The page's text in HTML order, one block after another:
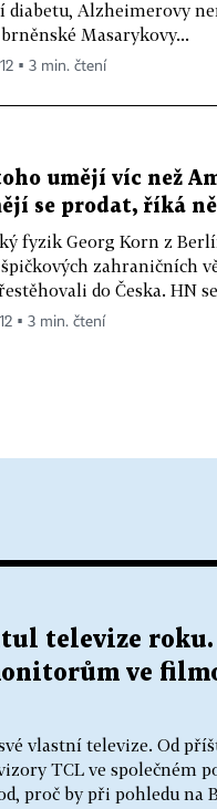
diabetu, Alzheimerovy
Masarykovy...
▪ 3 min. čtení
umějí víc než
se prodat, říká
fyzik Georg Korn z
zahraničních
do Česka. HN
▪ 3 min. čtení
televize roku.
ve
vlastní televize. Od
TCL ve společném
proč by při pohledu na